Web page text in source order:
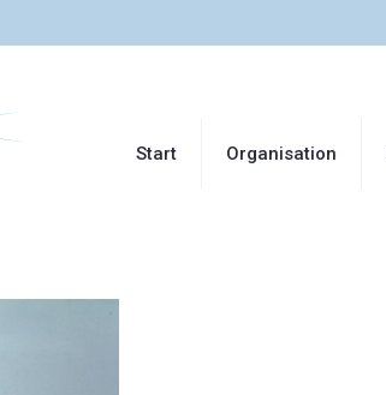
Start Organisation